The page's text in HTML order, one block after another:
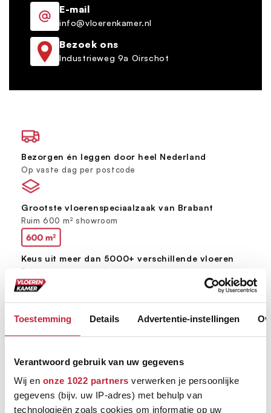
Toestemming Details Advertentie-instellingen
Verantwoord gebruik van uw gegevens
Wij en onze 1022 partners verwerken je persoonlijke
gegevens (bijv. uw IP-adres) met behulp van
technologieën zoals cookies om informatie op uw
E-mail
info@vloerenkamer.nl
Bezoek ons
Industrieweg 9a Oirschot
Bezorgen én leggen door heel Nederland
Op vaste dag per postcode
Grootste vloerenspeciaalzaak van Brabant
Ruim 600 m² showroom
Keus uit meer dan 5000+ verschillende vloeren
Ruim assortiment, elke stijl